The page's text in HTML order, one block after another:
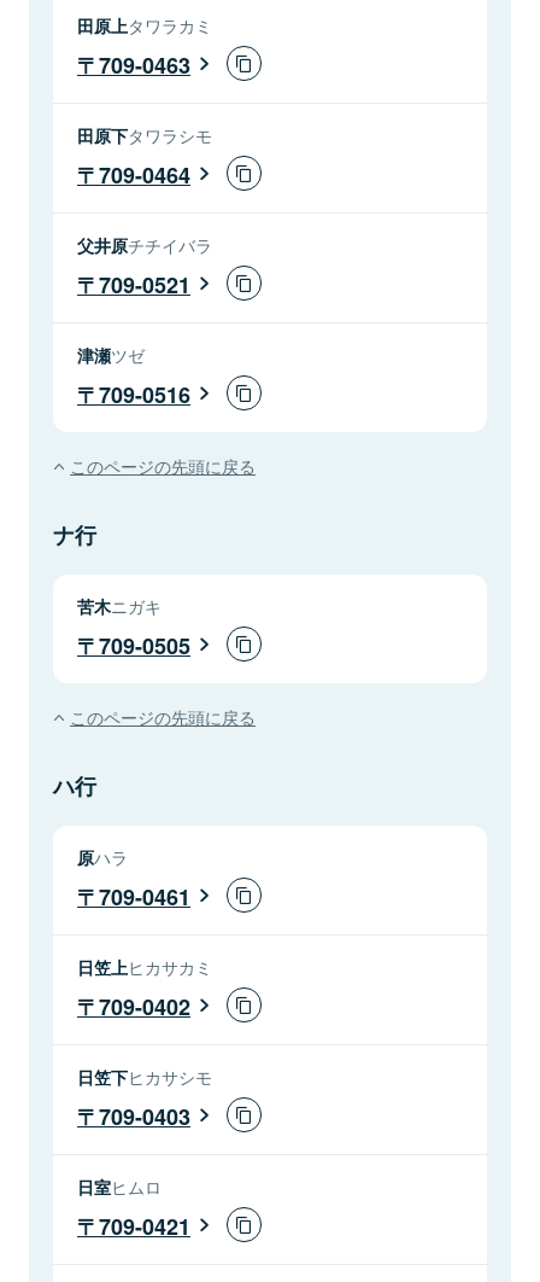
田原上タワラカミ
709-0463
田原下タワラシモ
709-0464
父井原チチイバラ
709-0521
津瀬ツゼ
709-0516
このページの先頭に戻る
ナ行
苦木ニガキ
709-0505
このページの先頭に戻る
ハ行
原ハラ
709-0461
日笠上ヒカサカミ
709-0402
日笠下ヒカサシモ
709-0403
日室ヒムロ
709-0421